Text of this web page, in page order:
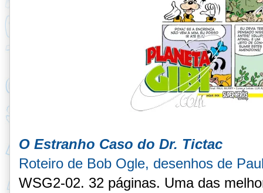
O Estranho Caso do Dr. Tictac
Roteiro de Bob Ogle, desenhos de
WSG2-02. 32 páginas. Uma das